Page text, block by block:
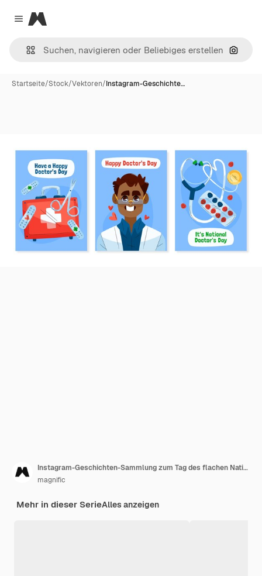
Close menu
Magnific
Nach
Startseite/Stock/Vektoren/Instagram-Geschichte…
Instagram-Geschichten-Sammlung zum Tag des flachen Nationalarztes
magnific
Mehr in dieser SerieAlles anzeigen